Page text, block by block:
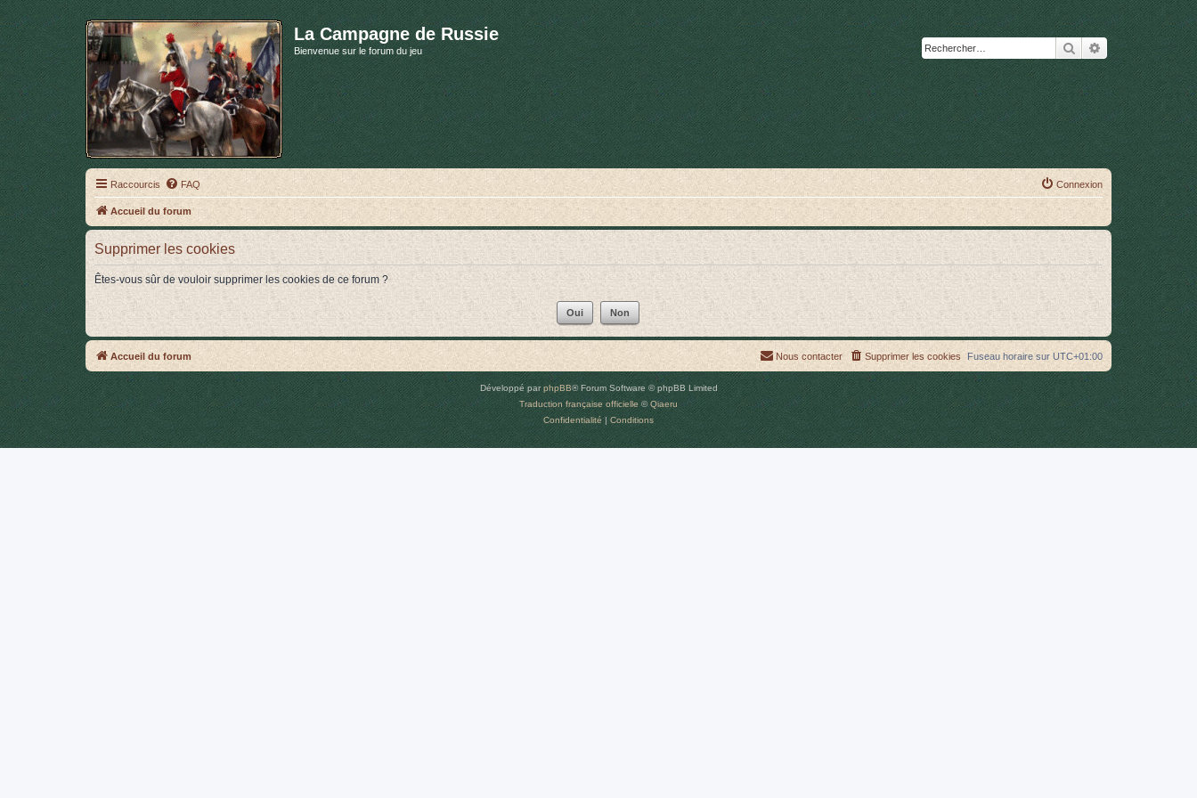
La Campagne de Russie
Bienvenue sur le forum du jeu RechercherRecherche
Raccourcis FAQ Connexion
Accueil du forum
Supprimer les cookies
Êtes-vous sûr de vouloir supprimer les cookies de ce forum ?
Accueil du forum Fuseau horaire sur UTC+01:00
Supprimer les cookies
Nous contacter
Développé parphpBB® Forum Software © phpBB Limited
Traduction française officielle ©Qiaeru
Confidentialité| Conditions